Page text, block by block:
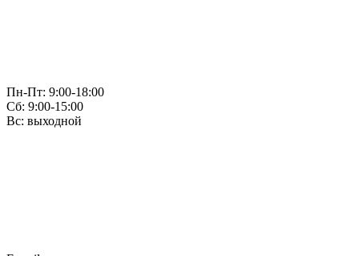
Пн-Пт: 9:00-18:00
Сб: 9:00-15:00
Вс: выходной